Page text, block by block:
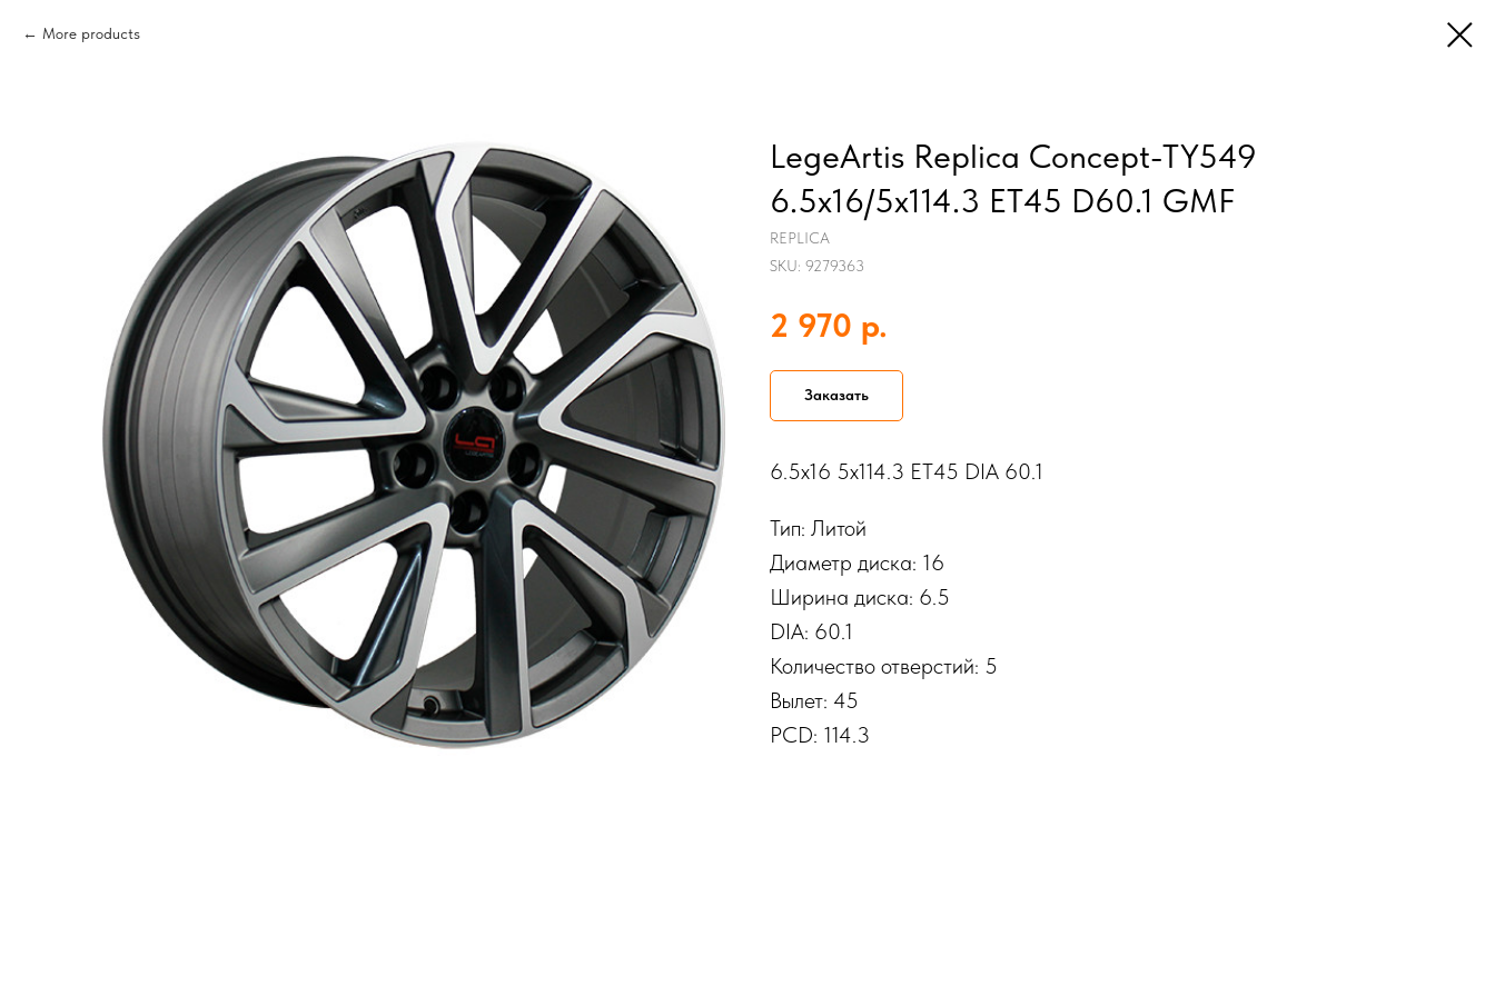
More products
LegeArtis Replica Concept-TY549
6.5x16/5x114.3 ET45 D60.1 GMF
REPLICA
SKU: 9279363
2 970 р.
Заказать
6.5x16 5x114.3 ET45 DIA 60.1
Тип: Литой
Диаметр диска: 16
Ширина диска: 6.5
DIA: 60.1
Количество отверстий: 5
Вылет: 45
PCD: 114.3